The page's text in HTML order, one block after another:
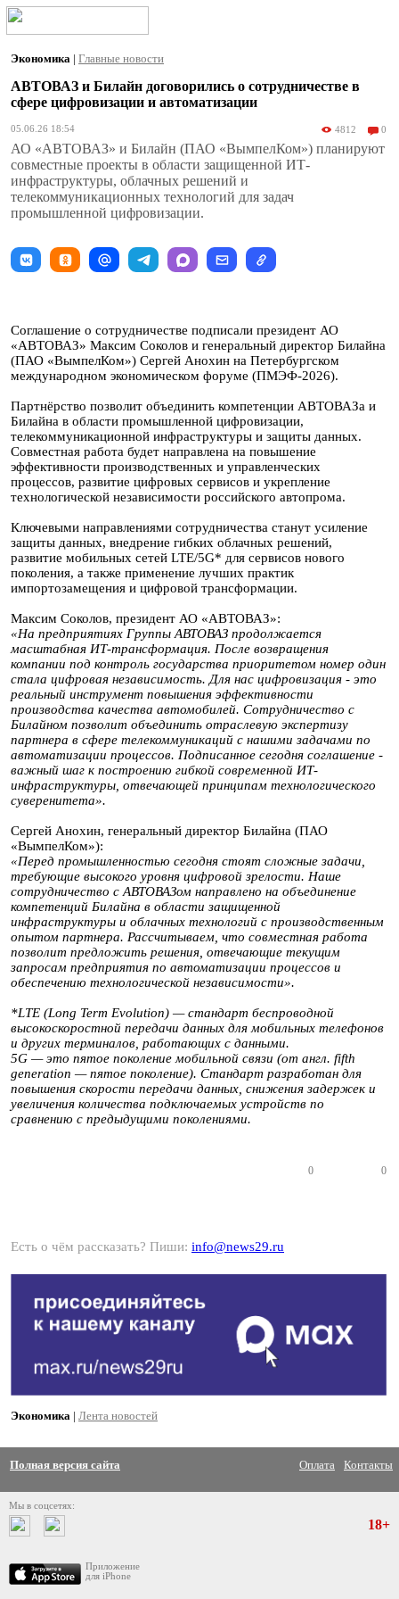
Экономика | Главные новости
АВТОВАЗ и Билайн договорились о сотрудничестве в
сфере цифровизации и автоматизации
05.06.26 18:54 4812 0
АО «АВТОВАЗ» и Билайн (ПАО «ВымпелКом») планируют
совместные проекты в области защищенной ИТ-
инфраструктуры, облачных решений и
телекоммуникационных технологий для задач
промышленной цифровизации.
Соглашение о сотрудничестве подписали президент АО
«АВТОВАЗ» Максим Соколов и генеральный директор Билайна
(ПАО «ВымпелКом») Сергей Анохин на Петербургском
международном экономическом форуме (ПМЭФ-2026).
Партнёрство позволит объединить компетенции АВТОВАЗа и
Билайна в области промышленной цифровизации,
телекоммуникационной инфраструктуры и защиты данных.
Совместная работа будет направлена на повышение
эффективности производственных и управленческих
процессов, развитие цифровых сервисов и укрепление
технологической независимости российского автопрома.
Ключевыми направлениями сотрудничества станут усиление
защиты данных, внедрение гибких облачных решений,
развитие мобильных сетей LTE/5G* для сервисов нового
поколения, а также применение лучших практик
импортозамещения и цифровой трансформации.
Максим Соколов, президент АО «АВТОВАЗ»:
«На предприятиях Группы АВТОВАЗ продолжается
масштабная ИТ-трансформация. После возвращения
компании под контроль государства приоритетом номер один
стала цифровая независимость. Для нас цифровизация - это
реальный инструмент повышения эффективности
производства качества автомобилей. Сотрудничество с
Билайном позволит объединить отраслевую экспертизу
партнера в сфере телекоммуникаций с нашими задачами по
автоматизации процессов. Подписанное сегодня соглашение -
важный шаг к построению гибкой современной ИТ-
инфраструктуры, отвечающей принципам технологического
суверенитета».
Сергей Анохин, генеральный директор Билайна (ПАО
«ВымпелКом»):
«Перед промышленностью сегодня стоят сложные задачи,
требующие высокого уровня цифровой зрелости. Наше
сотрудничество с АВТОВАЗом направлено на объединение
компетенций Билайна в области защищенной
инфраструктуры и облачных технологий с производственным
опытом партнера. Рассчитываем, что совместная работа
позволит предложить решения, отвечающие текущим
запросам предприятия по автоматизации процессов и
обеспечению технологической независимости».
*LTE (Long Term Evolution) — стандарт беспроводной
высокоскоростной передачи данных для мобильных телефонов
и других терминалов, работающих с данными.
5G — это пятое поколение мобильной связи (от англ. fifth
generation — пятое поколение). Стандарт разработан для
повышения скорости передачи данных, снижения задержек и
увеличения количества подключаемых устройств по
сравнению с предыдущими поколениями.
0 0
Есть о чём рассказать? Пиши: info@news29.ru
Экономика | Лента новостей
Полная версия сайта Оплата Контакты
Мы в соцсетях:
Приложение
для iPhone
18+